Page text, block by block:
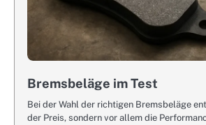
Bremsbeläge im Test
Bei der Wahl der richtigen Bremsbeläge
der Preis, sondern vor allem die